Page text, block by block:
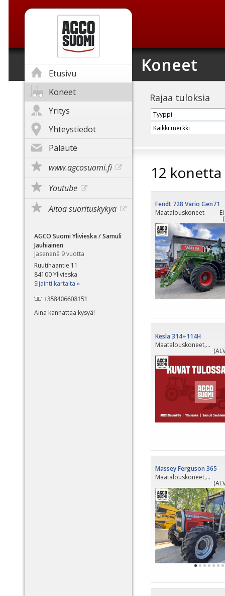
Koneet
Etusivu
Koneet
Yritys
Yhteystiedot
Palaute
www.agcosuomi.fi
Youtube
Aitoa suorituskykyä
AGCO Suomi Ylivieska / Samuli
Jauhiainen
Jäsenenä 9 vuotta
Ruutihaantie 11
84100 Ylivieska
Sijainti kartalta »
Aina kannattaa kysyä!
Rajaa tuloksia
12 konetta
Fendt 728 Vario Gen71
Maatalouskoneet
Kesla 314+114H
Maatalouskoneet, 2023
Massey Ferguson 365
Maatalouskoneet, 1993